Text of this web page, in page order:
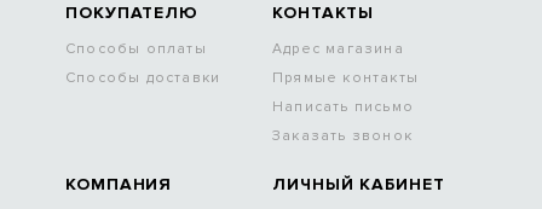
ПОКУПАТЕЛЮ
Способы оплаты
Способы доставки
КОНТАКТЫ
Адрес магазина
Прямые контакты
Написать письмо
Заказать звонок
КОМПАНИЯ ЛИЧНЫЙ КАБИНЕТ